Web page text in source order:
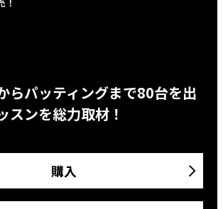
らパッティングまで80台を出
スンを総力取材！
購入